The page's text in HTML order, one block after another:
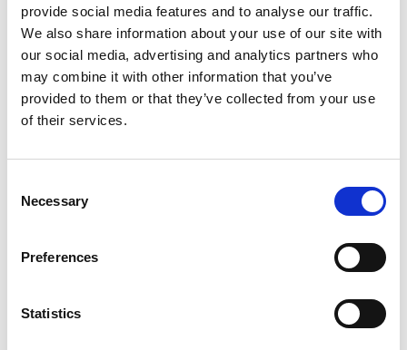
provide social media features and to analyse our traffic.
We also share information about your use of our site with
our social media, advertising and analytics partners who
may combine it with other information that you’ve
provided to them or that they’ve collected from your use
of their services.
Selection
Necessary
Preferences
Statistics
MI.RA/Picker brochure (auf English)
Als Komplettsystem kann MI.RA/Picker mit dem
Racer5
Achsen-Gelenkroboter, der Geschwindigkeit, Genauigkeit,
Wiederholbarkeit und zertifizierte Sicherheit bei der
Zusätzlich zur vollständigen Nutzung der werksbewährten